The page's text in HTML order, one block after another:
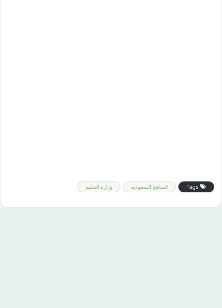
المناهج السعودية وزارة التعليم